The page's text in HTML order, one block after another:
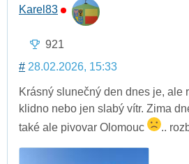
Karel83
921
# 28.02.2026, 15:33
Krásný slunečný den dnes je, ale
klidno nebo jen slabý vítr. Zima
také ale pivovar Olomouc
..